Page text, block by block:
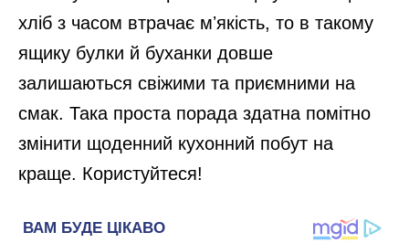
хліб з часом втрачає мʼякість, то в такому
ящику булки й буханки довше
залишаються свіжими та приємними на
смак. Така проста порада здатна помітно
змінити щоденний кухонний побут на
краще. Користуйтеся!